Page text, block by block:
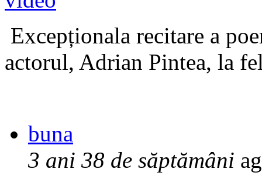
Excepționala recitare a
actorul, Adrian Pintea, la
buna
3 ani 38 de săptămâni